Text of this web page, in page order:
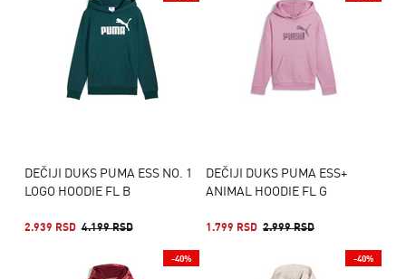
DEČIJI DUKS PUMA ESS NO. 1
LOGO HOODIE FL B
2.939 RSD 4.199 RSD
DEČIJI DUKS PUMA ESS+
ANIMAL HOODIE FL G
1.799 RSD 2.999 RSD
-40% -40%